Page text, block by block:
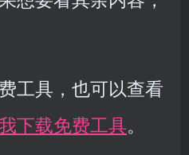
工具，也可以查看
下载免费工具。